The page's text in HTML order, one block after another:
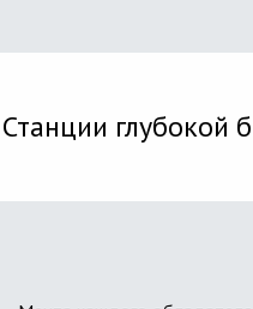
Станции глубокой